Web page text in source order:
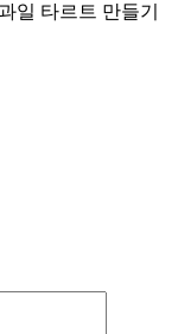
일 타르트 만들기